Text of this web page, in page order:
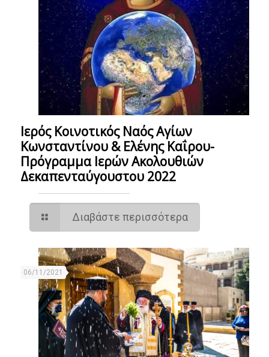
Ιερός Κοινοτικός Ναός Αγίων
Κωνσταντίνου & Ελένης Καΐρου-
Πρόγραμμα Ιερών Ακολουθιών
Δεκαπενταύγουστου 2022
Διαβάστε περισσότερα
06/11/2021